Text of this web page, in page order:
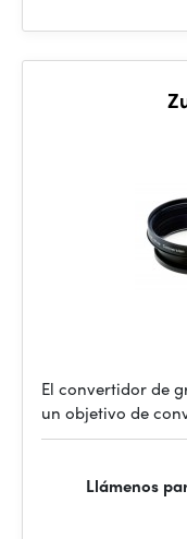
El convertidor de
un objetivo de
Llámenos